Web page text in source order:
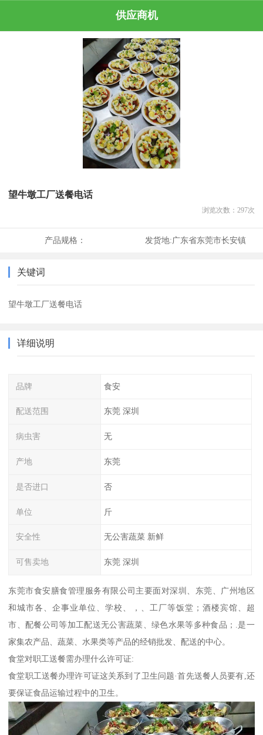
供应商机
望牛墩工厂送餐电话
浏览次数： 297次
产品规格： 发货地:广东省东莞市长安镇
关键词
望牛墩工厂送餐电话
详细说明
品牌 食安
配送范围 东莞 深圳
病虫害 无
产地 东莞
是否进口 否
单位 斤
安全性 无公害蔬菜 新鲜
可售卖地 东莞 深圳
东莞市食安膳食管理服务有限公司主要面对深圳、东莞、广州地区
和城市各、企事业单位、学校、，、工厂等饭堂；酒楼宾馆、超
市、配餐公司等加工配送无公害蔬菜、绿色水果等多种食品；.是一
家集农产品、蔬菜、水果类等产品的经销批发、配送的中心。
食堂对职工送餐需办理什么许可证:
食堂职工送餐办理许可证这关系到了卫生问题·首先送餐人员要有,还
要保证食品运输过程中的卫生。